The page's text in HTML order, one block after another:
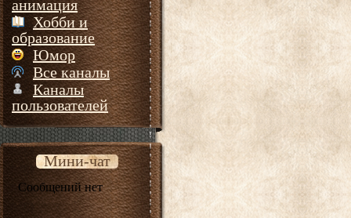
анимация
Хобби и
образование
Юмор
Все каналы
Каналы
пользователей
Мини-чат